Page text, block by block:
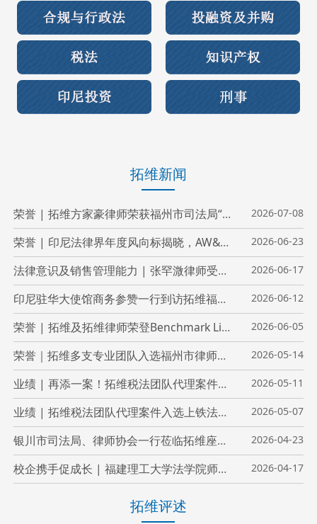
拓维新闻
荣誉 | 拓维方家豪律师荣获福州市司法局“优秀共产党员”称号 2026-07-08
荣誉 | 印尼法律界年度风向标揭晓，AW&P（拓维雅加达办公室）获得Hukumonline 印尼领先律所等共5项荣誉 2026-06-23
法律意识及销售管理能力 | 张罕溦律师受邀为摩尔元数开展专题培训 2026-06-17
印尼驻华大使馆商务参赞一行到访拓维福州办公室，共话中国企业投资印尼 2026-06-12
荣誉 | 拓维及拓维律师荣登Benchmark Litigation 2026年度中国争议解决榜单 2026-06-05
荣誉｜拓维多支专业团队入选福州市律师协会服务高质量发展律师专业团队库 2026-05-14
业绩 | 再添一案！拓维税法团队代理案件入选上铁法院税务行政审判典型案例 2026-05-11
业绩 | 拓维税法团队代理案件入选上铁法院税务行政审判典型案例 2026-05-07
银川市司法局、律师协会一行莅临拓维座谈交流 2026-04-23
校企携手促成长 | 福建理工大学法学院师生走进拓维开展社会实践周活动 2026-04-17
拓维评述